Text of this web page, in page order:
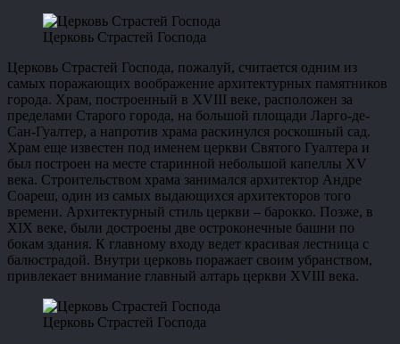
Церковь Страстей Господа
Церковь Страстей Господа, пожалуй, считается одним из
самых поражающих воображение архитектурных памятников
города. Храм, построенный в XVIII веке, расположен за
пределами Старого города, на большой площади Ларго-де-
Сан-Гуалтер, а напротив храма раскинулся роскошный сад.
Храм еще известен под именем церкви Святого Гуалтера и
был построен на месте старинной небольшой капеллы XV
века. Строительством храма занимался архитектор Андре
Соареш, один из самых выдающихся архитекторов того
времени. Архитектурный стиль церкви – барокко. Позже, в
XIX веке, были достроены две остроконечные башни по
бокам здания. К главному входу ведет красивая лестница с
балюстрадой. Внутри церковь поражает своим убранством,
привлекает внимание главный алтарь церкви XVIII века.
Церковь Страстей Господа